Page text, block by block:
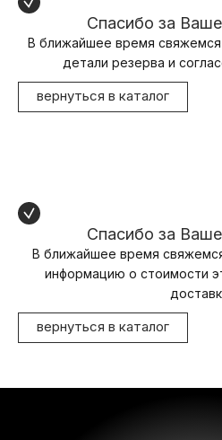
Спасибо за
В ближайшее время свяжемся
детали резерва и
вернуться в каталог
Спасибо за
В ближайшее время
информацию о стоимости
вернуться в каталог